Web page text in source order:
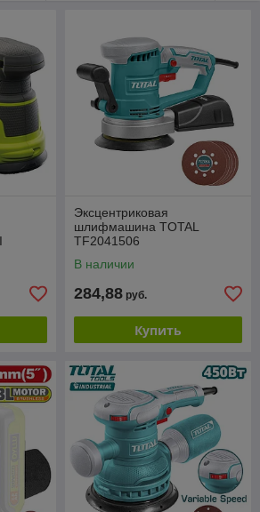
Эксцентриковая
шлифмашина TOTAL
TF2041506
В наличии
284,88 руб.
Купить